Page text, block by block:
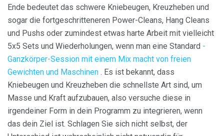
Ende bedeutet das schwere Kniebeugen, Kreuzheben und
sogar die fortgeschritteneren Power-Cleans, Hang Cleans
und Pushs oder zumindest etwas harte Arbeit mit vielleicht
5x5 Sets und Wiederholungen, wenn man eine Standard -
Ganzkörper-Session mit einem Mix macht von freien
Gewichten und Maschinen . Es ist bekannt, dass
Kniebeugen und Kreuzheben die schnellste Art sind, um
Masse und Kraft aufzubauen, also versuche diese in
irgendeiner Form in dein Programm zu integrieren, wenn
das dein Ziel ist. Schlagen Sie sich nicht selbst, der